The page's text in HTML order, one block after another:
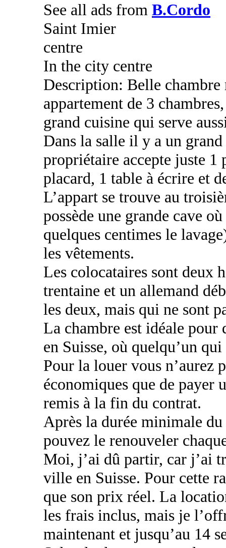
See all ads from B.Cordo
Saint Imier
centre
In the city centre
Description: Belle chambre
appartement de 3
grand cuisine qui serve
Dans la salle il y a un
propriétaire accepte juste 1
placard, 1 table à écrire et
L’appart se trouve au
possède une grande cave
quelques centimes le
les vêtements.
Les colocataires sont deux
trentaine et un allemand
les deux, mais qui ne sont
La chambre est idéale pour
en Suisse, où quelqu’un
Pour la louer vous n’aurez
économiques que de payer
remis à la fin du contrat.
Après la durée minimale
pouvez le renouveler
Moi, j’ai dû partir, car j’ai
ville en Suisse. Pour cette
que son prix réel. La
les frais inclus, mais je
maintenant et jusqu’au 14